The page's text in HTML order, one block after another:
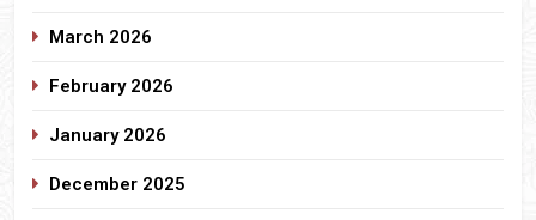
March 2026
February 2026
January 2026
December 2025